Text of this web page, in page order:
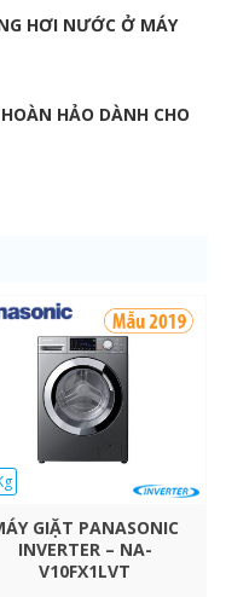
HƠI NƯỚC Ở MÁY
HẢO DÀNH CHO
GIẶT PANASONIC
INVERTER – NA-
V10FX1LVT